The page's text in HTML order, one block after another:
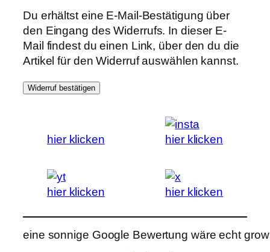
Du erhältst eine E-Mail-Bestätigung über
den Eingang des Widerrufs. In dieser E-
Mail findest du einen Link, über den du die
Artikel für den Widerruf auswählen kannst.
Widerruf bestätigen
hier klicken hier klicken
hier klicken hier klicken
eine sonnige Google Bewertung wäre echt